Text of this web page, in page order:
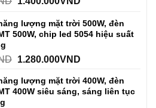
lượng mặt trời 500W, đèn
500W, chip led 5054 hiệu suất
1.280.000VND
lượng mặt trời 400W, đèn
400W siêu sáng, sáng liên tục